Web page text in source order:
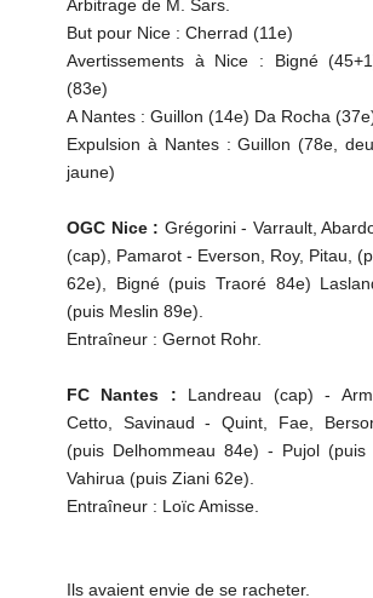
Arbitrage de M. Sars.
But pour Nice : Cherrad (11e)
Avertissements à Nice : Bigné
(83e)
A Nantes : Guillon (14e) Da Rocha
Expulsion à Nantes : Guillon (78e,
jaune)
OGC Nice : Grégorini - Varrault,
(cap), Pamarot - Everson, Roy, Pitau,
62e), Bigné (puis Traoré 84e)
(puis Meslin 89e).
Entraîneur : Gernot Rohr.
FC Nantes : Landreau (cap) -
Cetto, Savinaud - Quint, Fae,
(puis Delhommeau 84e) - Pujol (puis
Vahirua (puis Ziani 62e).
Entraîneur : Loïc Amisse.
Ils avaient envie de se racheter.